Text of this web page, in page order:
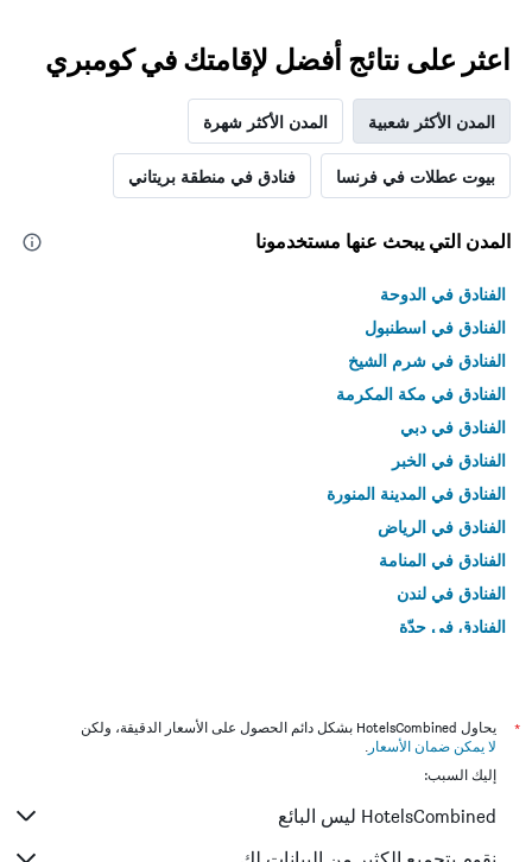
اعثر على نتائج أفضل لإقامتك في كومبري
المدن الأكثر شعبية المدن الأكثر شهرة
بيوت عطلات في فرنسا فنادق في منطقة بريتاني
المدن التي يبحث عنها مستخدمونا
الفنادق في الدوحة
الفنادق في اسطنبول
الفنادق في شرم الشيخ
الفنادق في مكة المكرمة
الفنادق في دبي
الفنادق في الخبر
الفنادق في المدينة المنورة
الفنادق في الرياض
الفنادق في المنامة
الفنادق في لندن
الفنادق في جدّة
*
يحاول HotelsCombined بشكل دائم الحصول على الأسعار الدقيقة، ولكن
لا يمكن ضمان الأسعار .
إليك السبب:
HotelsCombined ليس البائع